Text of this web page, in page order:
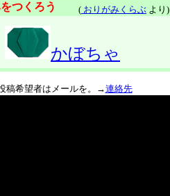
つくろう ( おりがみくらぶ より)
かぼちゃ
希望者はメールを。→連絡先